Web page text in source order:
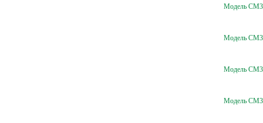
Модель
Модель
Модель
Модель